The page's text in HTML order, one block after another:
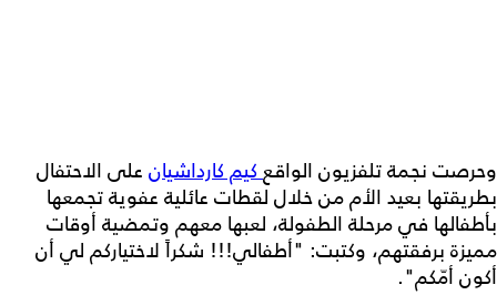
وحرصت نجمة تلفزيون الواقعكيم كارداشيان على الاحتفال
بطريقتها بعيد الأم من خلال لقطات عائلية عفوية تجمعها
بأطفالها في مرحلة الطفولة، لعبها معهم وتمضية أوقات
مميزة برفقتهم، وكتبت: "أطفالي!!! شكراً لاختياركم لي أن
أكون أمّكم".